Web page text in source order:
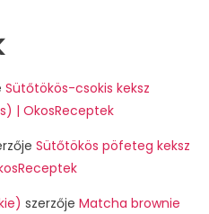
Sütőtökös-csokis keksz
| OkosReceptek
Sütőtökös pöfeteg keksz
szerzője Matcha brownie